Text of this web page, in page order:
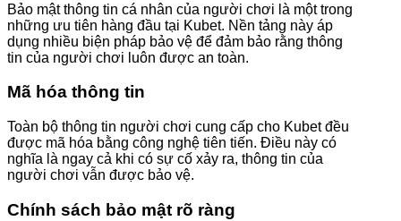
Bảo mật thông tin cá nhân của người chơi là một trong
những ưu tiên hàng đầu tại Kubet. Nền tảng này áp
dụng nhiều biện pháp bảo vệ để đảm bảo rằng thông
tin của người chơi luôn được an toàn.
Mã hóa thông tin
Toàn bộ thông tin người chơi cung cấp cho Kubet đều
được mã hóa bằng công nghệ tiên tiến. Điều này có
nghĩa là ngay cả khi có sự cố xảy ra, thông tin của
người chơi vẫn được bảo vệ.
Chính sách bảo mật rõ ràng